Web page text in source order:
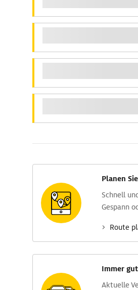
Planen
Schnell
Gespann
Route
Immer
Aktuelle